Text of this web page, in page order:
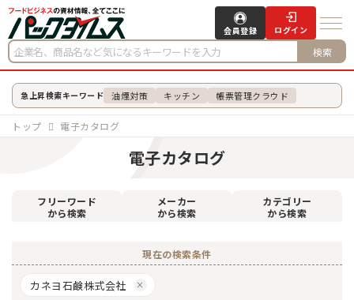
検索
会員登録 ログイン
急上昇検索キーワード 油煙対策 キッチン 帳票管理クラウド
トップ 電子カタログ
電子カタログ
フリーワード
から検索
メーカー
から検索
カテゴリー
から検索
現在の検索条件
カネヨ石鹸株式会社